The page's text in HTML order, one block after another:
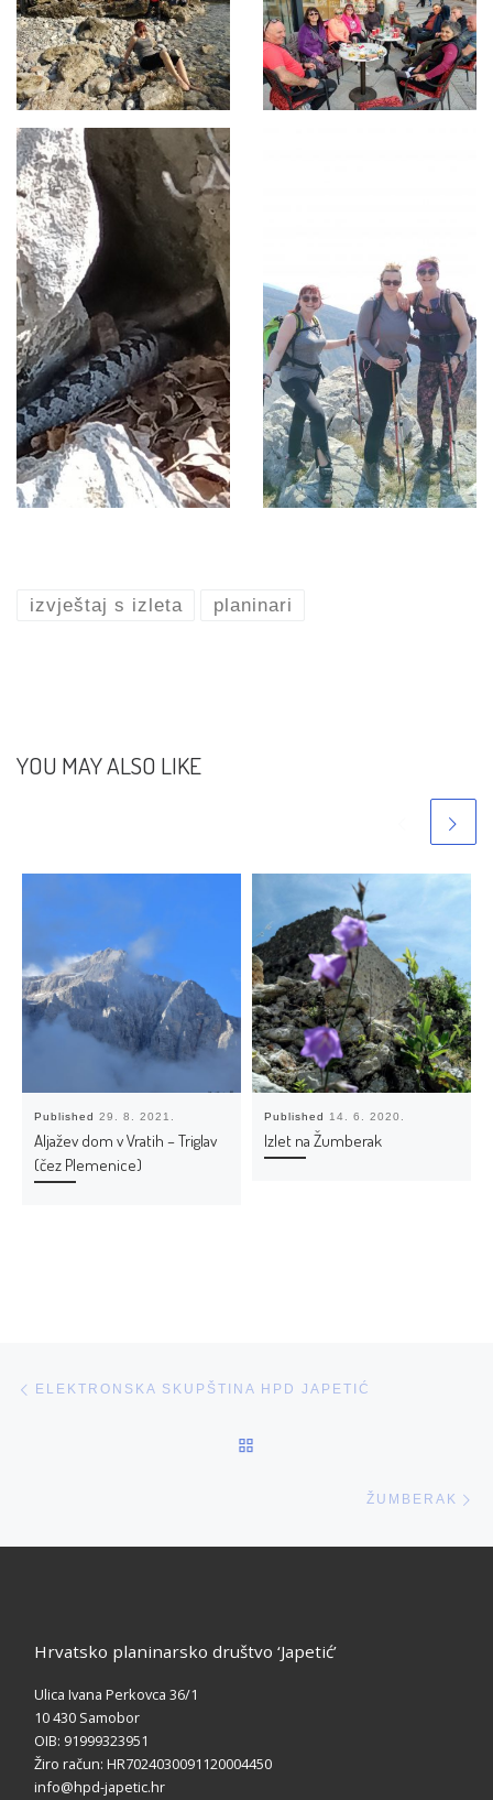
izvještaj s izleta planinari
YOU MAY ALSO LIKE
Published 29. 8. 2021.
Aljažev dom v Vratih – Triglav
(čez Plemenice)
Published 14. 6. 2020.
Izlet na Žumberak
Post navigation
ELEKTRONSKA SKUPŠTINA HPD JAPETIĆ
ŽUMBERAK
Hrvatsko planinarsko društvo ‘Japetić’
Ulica Ivana Perkovca 36/1
10 430 Samobor
OIB: 91999323951
Žiro račun: HR7024030091120004450
info@hpd-japetic.hr